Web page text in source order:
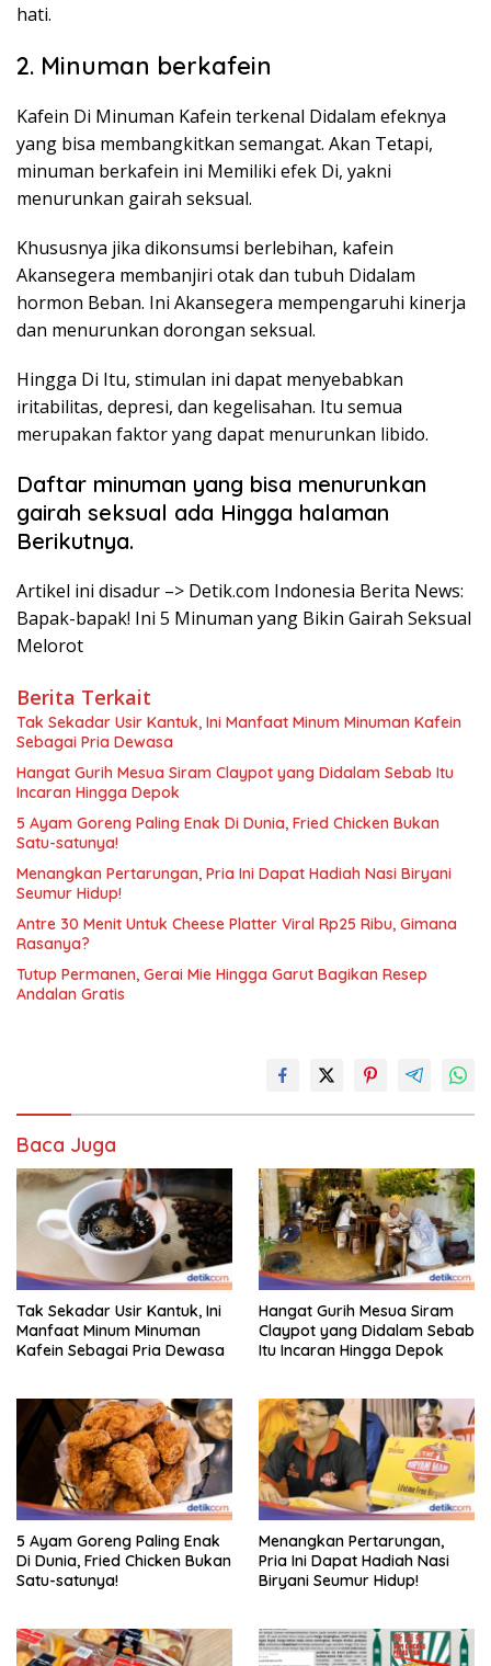
hati.
2. Minuman berkafein
Kafein Di Minuman Kafein terkenal Didalam efeknya
yang bisa membangkitkan semangat. Akan Tetapi,
minuman berkafein ini Memiliki efek Di, yakni
menurunkan gairah seksual.
Khususnya jika dikonsumsi berlebihan, kafein
Akansegera membanjiri otak dan tubuh Didalam
hormon Beban. Ini Akansegera mempengaruhi kinerja
dan menurunkan dorongan seksual.
Hingga Di Itu, stimulan ini dapat menyebabkan
iritabilitas, depresi, dan kegelisahan. Itu semua
merupakan faktor yang dapat menurunkan libido.
Daftar minuman yang bisa menurunkan
gairah seksual ada Hingga halaman
Berikutnya.
Artikel ini disadur –> Detik.com Indonesia Berita News:
Bapak-bapak! Ini 5 Minuman yang Bikin Gairah Seksual
Melorot
Berita Terkait
Tak Sekadar Usir Kantuk, Ini Manfaat Minum Minuman Kafein
Sebagai Pria Dewasa
Hangat Gurih Mesua Siram Claypot yang Didalam Sebab Itu
Incaran Hingga Depok
5 Ayam Goreng Paling Enak Di Dunia, Fried Chicken Bukan
Satu-satunya!
Menangkan Pertarungan, Pria Ini Dapat Hadiah Nasi Biryani
Seumur Hidup!
Antre 30 Menit Untuk Cheese Platter Viral Rp25 Ribu, Gimana
Rasanya?
Tutup Permanen, Gerai Mie Hingga Garut Bagikan Resep
Andalan Gratis
Baca Juga
Tak Sekadar Usir Kantuk, Ini
Manfaat Minum Minuman
Kafein Sebagai Pria Dewasa
Hangat Gurih Mesua Siram
Claypot yang Didalam Sebab
Itu Incaran Hingga Depok
5 Ayam Goreng Paling Enak
Di Dunia, Fried Chicken Bukan
Satu-satunya!
Menangkan Pertarungan,
Pria Ini Dapat Hadiah Nasi
Biryani Seumur Hidup!